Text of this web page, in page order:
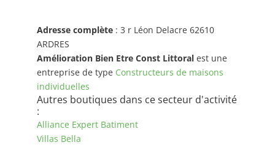
Adresse complète: 3 r Léon Delacre 62610
ARDRES
Amélioration Bien Etre Const Littoralest une
entreprise de type Constructeurs de maisons
individuelles
Autres boutiques dans ce secteur d'activité
:
Alliance Expert Batiment
Villas Bella